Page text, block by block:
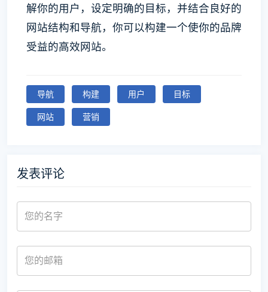
解你的用户，设定明确的目标，并结合良好的
网站结构和导航，你可以构建一个使你的品牌
受益的高效网站。
导航 构建 用户
目标
网站
营销
发表评论